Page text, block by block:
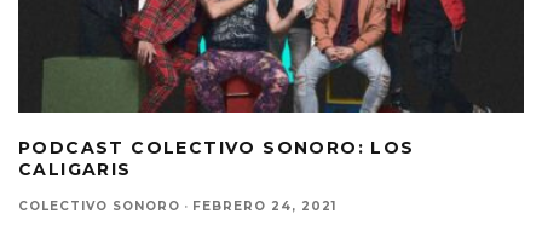
PODCAST COLECTIVO SONORO: LOS
CALIGARIS
COLECTIVO SONORO · FEBRERO 24, 2021